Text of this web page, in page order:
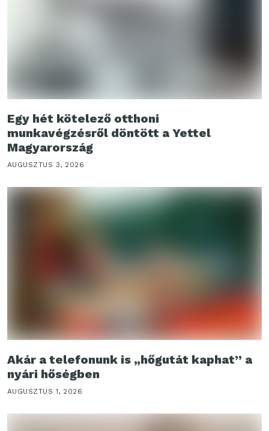
Egy hét kötelező otthoni
munkavégzésről döntött a Yettel
Magyarország
AUGUSZTUS 3, 2026
Akár a telefonunk is „hőgutát kaphat” a
nyári hőségben
AUGUSZTUS 1, 2026